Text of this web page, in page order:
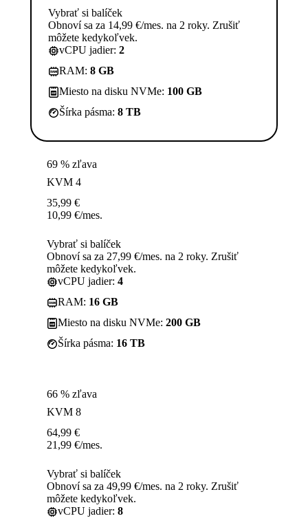
Vybrať si balíček
Obnoví sa za 14,99 €/mes. na 2 roky. Zrušiť
môžete kedykoľvek.
vCPU jadier: 2
RAM: 8 GB
Miesto na disku NVMe: 100 GB
Šírka pásma: 8 TB
69 % zľava
KVM 4
35,99 €
10,99 €/mes.
Vybrať si balíček
Obnoví sa za 27,99 €/mes. na 2 roky. Zrušiť
môžete kedykoľvek.
vCPU jadier: 4
RAM: 16 GB
Miesto na disku NVMe: 200 GB
Šírka pásma: 16 TB
66 % zľava
KVM 8
64,99 €
21,99 €/mes.
Vybrať si balíček
Obnoví sa za 49,99 €/mes. na 2 roky. Zrušiť
môžete kedykoľvek.
vCPU jadier: 8